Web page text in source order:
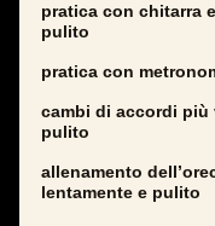
pratica con chitarra
pulito
pratica con
cambi di accordi più
pulito
allenamento
lentamente e pulito